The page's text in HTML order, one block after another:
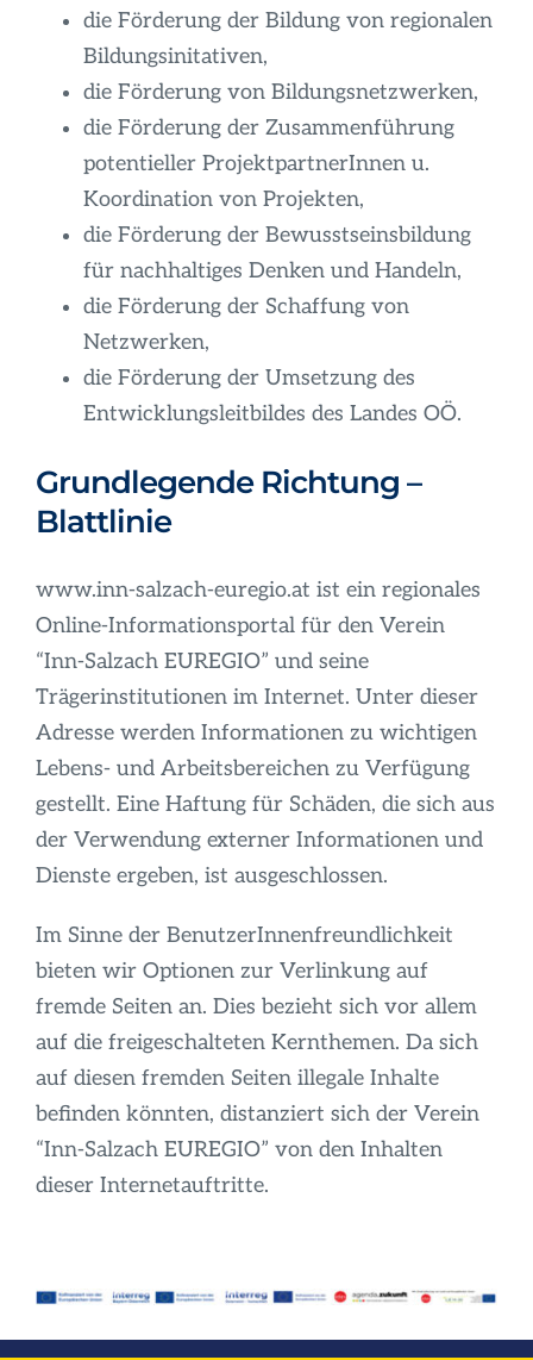
die Förderung der Bildung von regionalen
Bildungsinitativen,
die Förderung von Bildungsnetzwerken,
die Förderung der Zusammenführung
potentieller ProjektpartnerInnen u.
Koordination von Projekten,
die Förderung der Bewusstseinsbildung
für nachhaltiges Denken und Handeln,
die Förderung der Schaffung von
Netzwerken,
die Förderung der Umsetzung des
Entwicklungsleitbildes des Landes OÖ.
Grundlegende Richtung –
Blattlinie
www.inn-salzach-euregio.at ist ein regionales
Online-Informationsportal für den Verein
“Inn-Salzach EUREGIO” und seine
Trägerinstitutionen im Internet. Unter dieser
Adresse werden Informationen zu wichtigen
Lebens- und Arbeitsbereichen zu Verfügung
gestellt. Eine Haftung für Schäden, die sich aus
der Verwendung externer Informationen und
Dienste ergeben, ist ausgeschlossen.
Im Sinne der BenutzerInnenfreundlichkeit
bieten wir Optionen zur Verlinkung auf
fremde Seiten an. Dies bezieht sich vor allem
auf die freigeschalteten Kernthemen. Da sich
auf diesen fremden Seiten illegale Inhalte
befinden könnten, distanziert sich der Verein
“Inn-Salzach EUREGIO” von den Inhalten
dieser Internetauftritte.